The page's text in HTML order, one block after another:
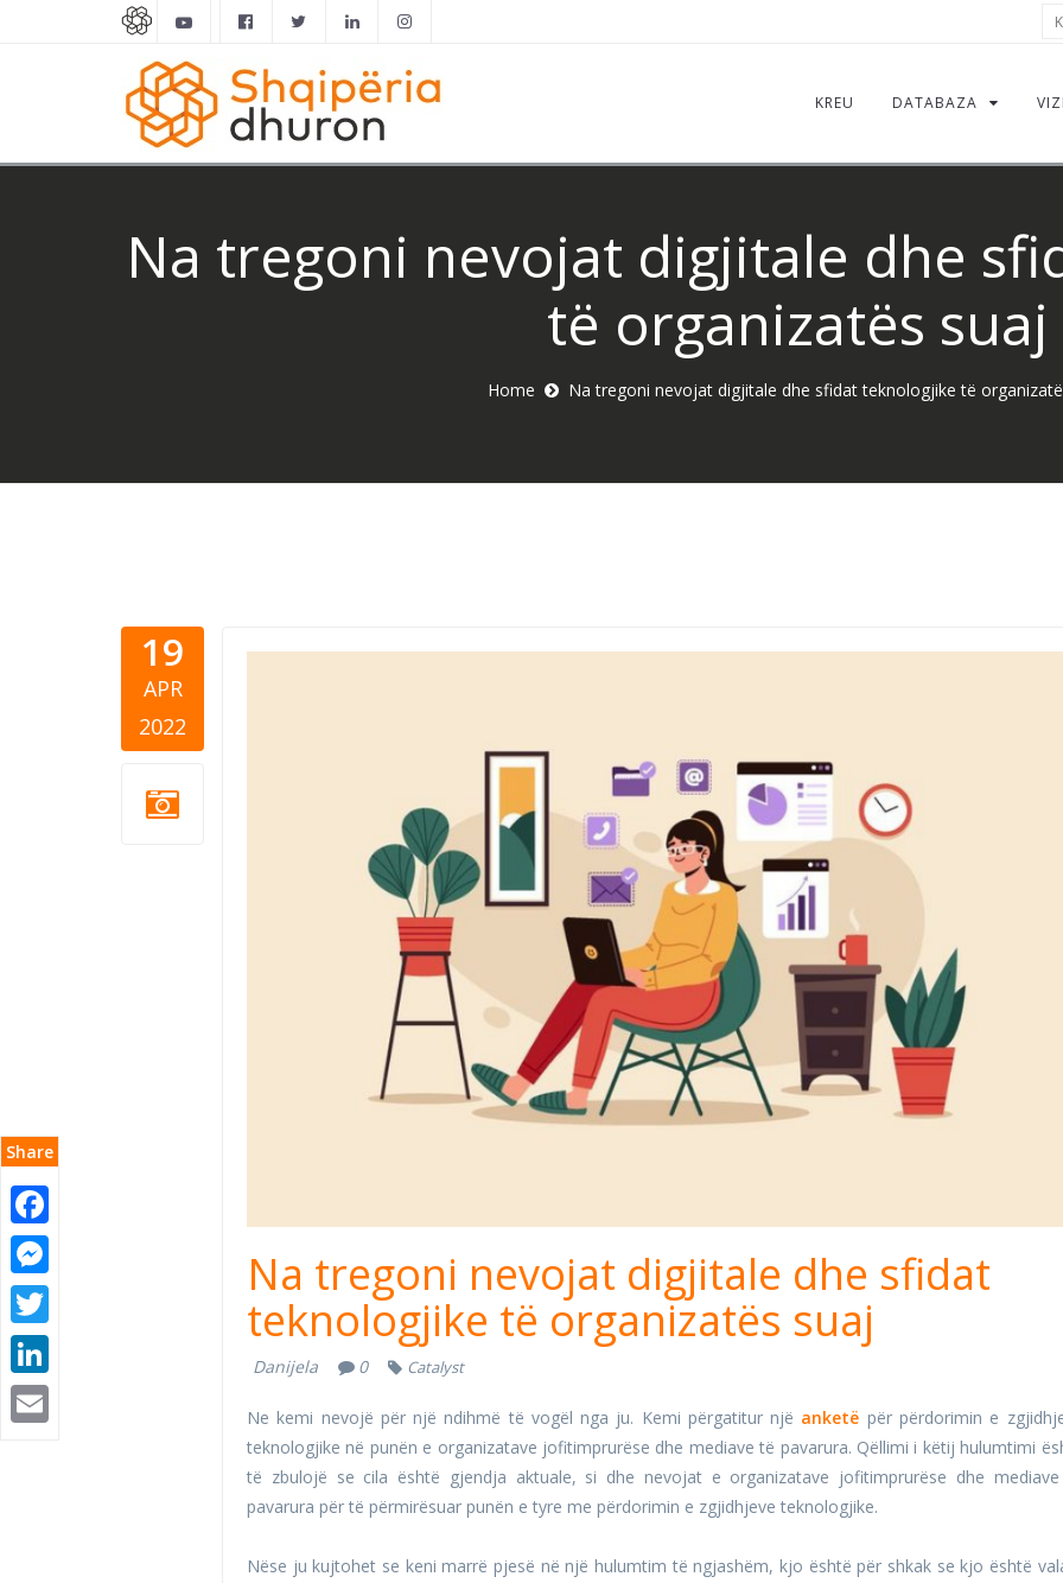
KREU DATABAZA
Na tregoni nevojat digjitale dhe
të organizatës suaj
Home Na tregoni nevojat digjitale dhe sfidat teknologjike të
19
APR
2022
Share
Na tregoni nevojat digjitale dhe sfidat
teknologjike të organizatës suaj
Danijela 0 Catalyst
Ne kemi nevojë për një ndihmë të vogël nga ju. Kemi përgatitur një anketë për përdorimin e
teknologjike në punën e organizatave jofitimprurëse dhe mediave të pavarura. Qëllimi i këtij hulumtimi
të zbulojë se cila është gjendja aktuale, si dhe nevojat e organizatave jofitimprurëse dhe
pavarura për të përmirësuar punën e tyre me përdorimin e zgjidhjeve teknologjike.
Nëse ju kujtohet se keni marrë pjesë në një hulumtim të ngjashëm, kjo është për shkak se kjo është